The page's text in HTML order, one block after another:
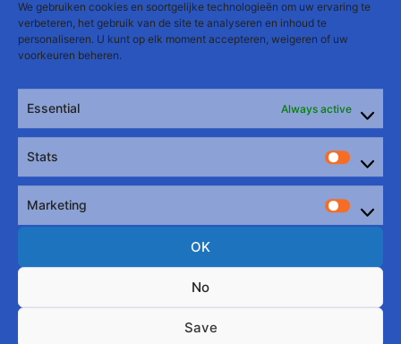
We gebruiken cookies en soortgelijke technologieën om uw ervaring te
verbeteren, het gebruik van de site te analyseren en inhoud te
personaliseren. U kunt op elk moment accepteren, weigeren of uw
voorkeuren beheren.
Essential Always active
Stats
Stats
Marketing
OK
No
Save
📄 Open the PDF in full screen
This is a version automatically translated by
software; the original version is available in French
only.
Belgium Bearpride asbl - BE 0676 876 787
Rainbow House - rue du Marché au Charbon 42,